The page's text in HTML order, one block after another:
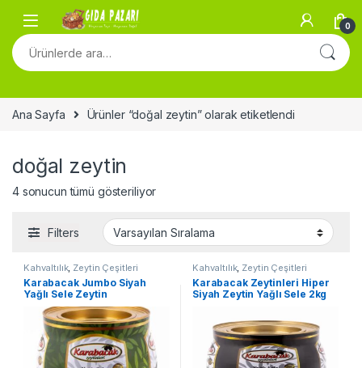
Skip to navigation
Skip to content
0
Ara:
Ana Sayfa Ürünler “doğal zeytin” olarak etiketlendi
doğal zeytin
4 sonucun tümü gösteriliyor
Filters
Kahvaltılık, Zeytin Çeşitleri
Karabacak Jumbo Siyah
Yağlı Sele Zeytin
Kahvaltılık, Zeytin Çeşitleri
Karabacak Zeytinleri Hiper
Siyah Zeytin Yağlı Sele 2kg